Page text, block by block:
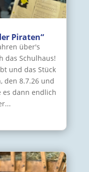
Piraten“
über's
das Schulhaus!
und das Stück
den 8.7.26 und
es dann endlich